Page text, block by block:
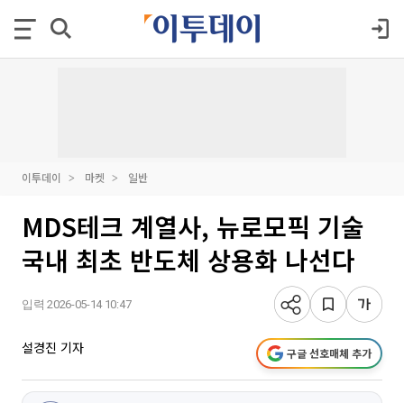
이투데이 마켓 일반
MDS테크 계열사, 뉴로모픽 기술
국내 최초 반도체 상용화 나선다
입력 2026-05-14 10:47
설경진 기자 구글 선호매체 추가